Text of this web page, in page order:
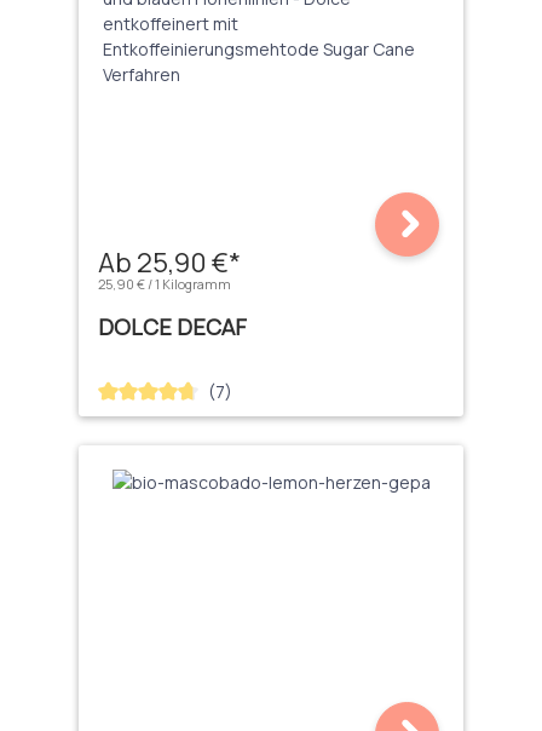
Ab 25,90 €*
25,90 € / 1 Kilogramm
DOLCE DECAF
Durchschnittliche Bewertung von 4.71 von 5 Sternen
(7)